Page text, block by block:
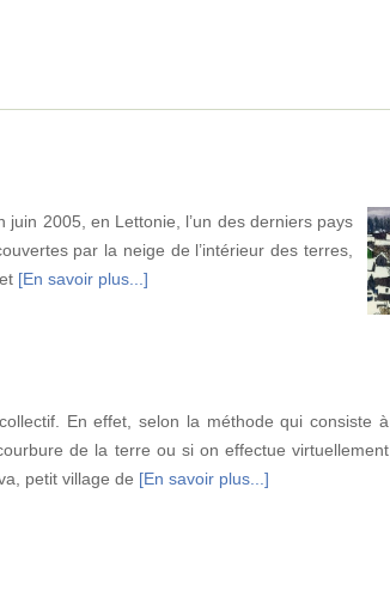
2005, en Lettonie, l’un des derniers pays
par la neige de l’intérieur des terres,
[En savoir plus...]
En effet, selon la méthode qui consiste à
de la terre ou si on effectue virtuellement
petit village de [En savoir plus...]